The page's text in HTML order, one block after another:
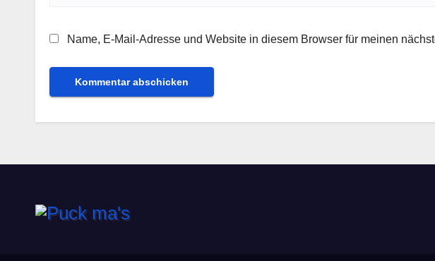
Name, E-Mail-Adresse und Website in diesem Browser für meinen